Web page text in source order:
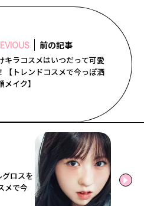
前の記事
キラコスメはいつだって可愛
【トレンドコスメで今っぽ洒
メイク】
ロスを
メで今